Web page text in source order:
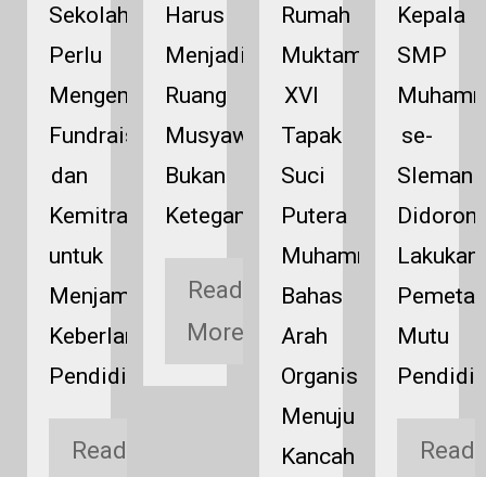
Sekolah
Perlu
Mengembangkan
Fundraising
dan
Kemitraan
untuk
Menjamin
Keberlanjutan
Pendidikan
Read
Harus
Menjadi
Ruang
Musyawarah,
Bukan
Ketegangan
Read
More
Rumah
Muktamar
XVI
Tapak
Suci
Putera
Muhammadiyah,
Bahas
Arah
Organisasi
Menuju
Kancah
Kepala
SMP
se-
Sleman
Lakukan
Mutu
Read